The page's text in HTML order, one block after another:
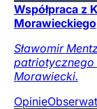
Współpraca z
Morawieckiego
Sławomir
patriotycznego
Morawiecki.
Opinie